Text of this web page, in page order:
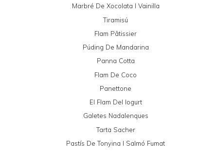
Marbré De Xocolata I Vainilla
Tiramisú
Flam Pâtissier
Púding De Mandarina
Panna Cotta
Flam De Coco
Panettone
El Flam Del Iogurt
Galetes Nadalenques
Tarta Sacher
Pastís De Tonyina I Salmó Fumat